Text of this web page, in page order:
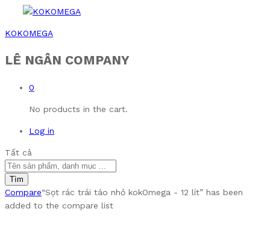
KOKOMEGA
LÊ NGÂN COMPANY
0
No products in the cart.
Log in
Tất cả
Tìm
Compare“Sọt rác trái táo nhỏ kokOmega - 12 lít” has been
added to the compare list